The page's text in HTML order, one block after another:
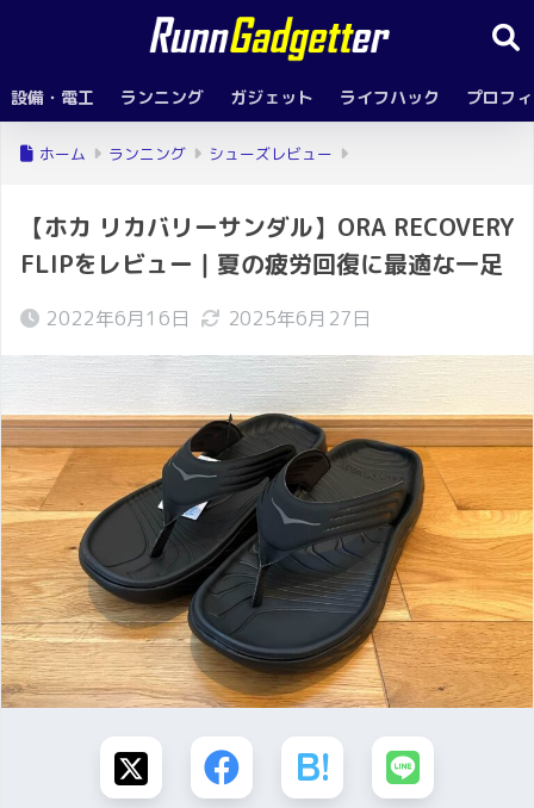
設備・電工 ランニング ガジェット ライフハック プロフ
ホーム ランニング シューズレビュー
【ホカ リカバリーサンダル】ORA RECOVERY
FLIPをレビュー｜夏の疲労回復に最適な一足
2022年6月16日 2025年6月27日